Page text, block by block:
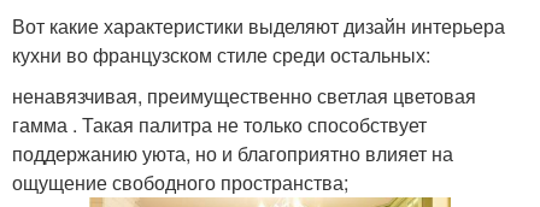
Вот какие характеристики выделяют дизайн интерьера
кухни во французском стиле среди остальных:
ненавязчивая, преимущественно светлая цветовая
гамма . Такая палитра не только способствует
поддержанию уюта, но и благоприятно влияет на
ощущение свободного пространства;